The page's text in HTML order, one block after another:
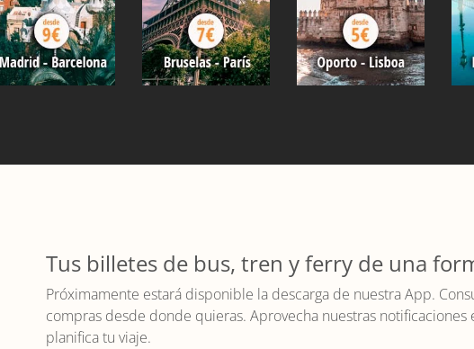
Tus billetes de bus, tren y ferry de una
Próximamente estará disponible la descarga de nuestra App.
compras desde donde quieras. Aprovecha nuestras
planifica tu viaje.